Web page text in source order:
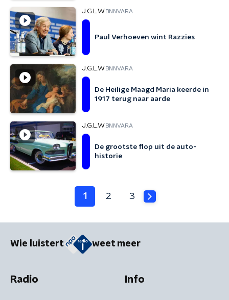
J.G.L.W.BNNVARA
Paul Verhoeven wint Razzies
J.G.L.W.BNNVARA
De Heilige Maagd Maria keerde in
1917 terug naar aarde
J.G.L.W.BNNVARA
De grootste flop uit de auto-
historie
1 2 3
Wie luistert weet meer
Radio Info